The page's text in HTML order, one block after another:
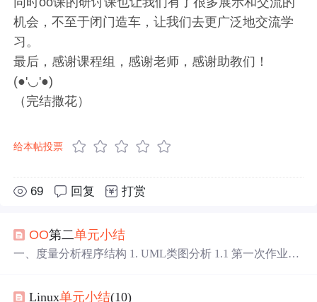
机会，不至于闭门造车，让我们去更广泛地交流学
习。
最后，感谢课程组，感谢老师，感谢助教们！
(●'◡'●)
（完结撒花）
给本帖投票
69 回复 打赏
OO第二单元小结
一、度量分析程序结构 1. UML类图分析 1.1 第一次作业U
码的代码结构前两次十分相似，最后一次有了一些进步，
Linux单元小结(10)